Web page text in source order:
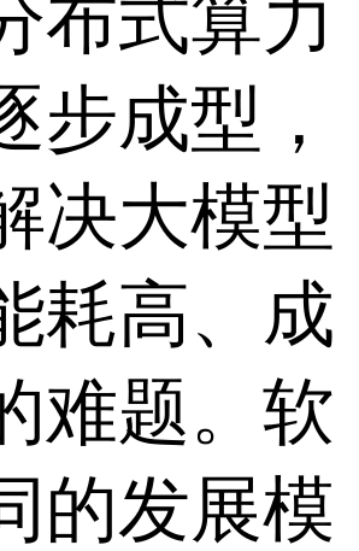
布式算力
步成型，
决大模型
耗高、成
难题。软
的发展模